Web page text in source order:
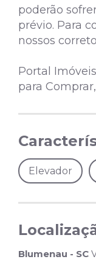
poderão
prévio. Para
nossos
Portal
para
Elevador
Blumenau - SC